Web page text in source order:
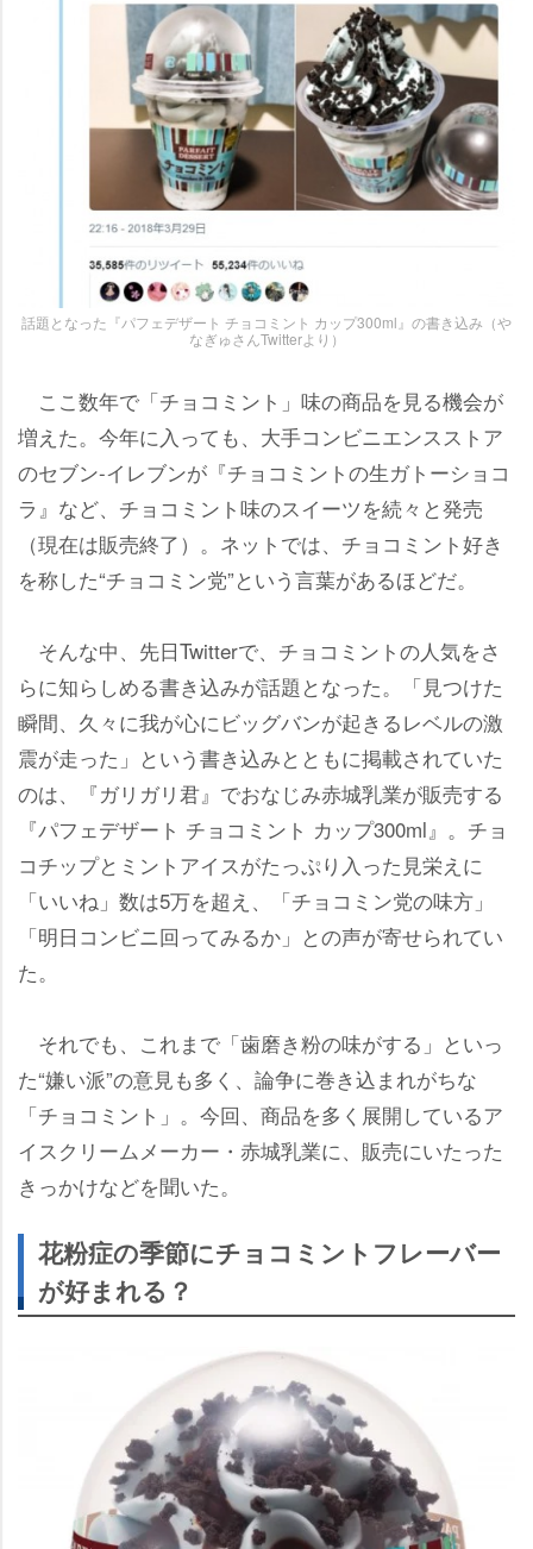
話題となった『パフェデザート チョコミント カップ300ml』の書き込み（
なぎゅさんTwitterより）
ここ数年で「チョコミント」味の商品を見る機会が
増えた。今年に入っても、大手コンビニエンスストア
のセブン-イレブンが『チョコミントの生ガトーショコ
ラ』など、チョコミント味のスイーツを続々と発売
（現在は販売終了）。ネットでは、チョコミント好き
を称した“チョコミン党”という言葉があるほどだ。
そんな中、先日Twitterで、チョコミントの人気をさ
らに知らしめる書き込みが話題となった。「見つけた
瞬間、久々に我が心にビッグバンが起きるレベルの激
震が走った」という書き込みとともに掲載されていた
のは、『ガリガリ君』でおなじみ赤城乳業が販売する
『パフェデザート チョコミント カップ300ml』。チョ
コチップとミントアイスがたっぷり入った見栄えに
「いいね」数は5万を超え、「チョコミン党の味方」
「明日コンビニ回ってみるか」との声が寄せられてい
た。
それでも、これまで「歯磨き粉の味がする」といっ
た“嫌い派”の意見も多く、論争に巻き込まれがちな
「チョコミント」。今回、商品を多く展開しているア
イスクリームメーカー・赤城乳業に、販売にいたった
きっかけなどを聞いた。
花粉症の季節にチョコミントフレーバー
が好まれる？